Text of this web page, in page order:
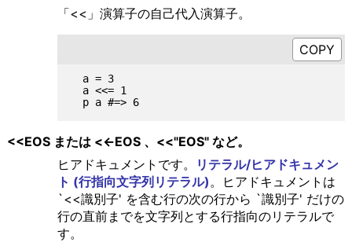
「<<」演算子の自己代入演算子。
  a = 3
  a <<= 1
  p a #=> 6
<<EOS または <<-EOS 、<<"EOS" など。
ヒアドキュメントです。
リテラル/ヒアドキュメン
ト (行指向文字列リテラル) 。ヒアドキュメントは
`<<識別子' を含む行の次の行から `識別子' だけの
行の直前までを文字列とする行指向のリテラルで
す。